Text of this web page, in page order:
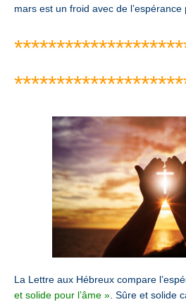
mars est un froid avec de l’espérance
La Lettre aux Hébreux compare
et solide pour l’âme ». Sûre et solide